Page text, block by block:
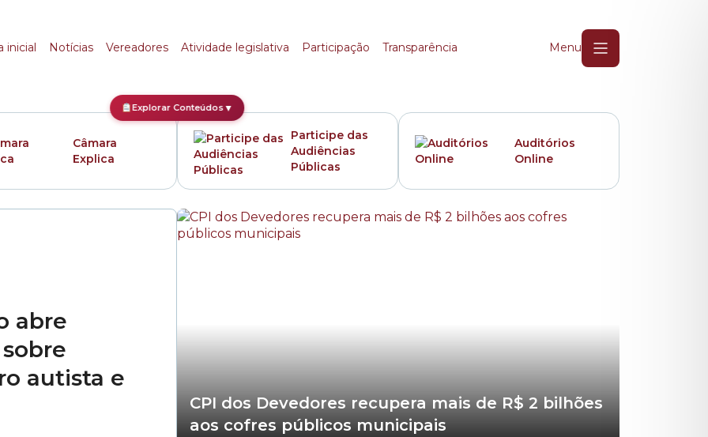
Explorar Conteúdos▼
inicial Notícias Vereadores Atividade legislativa Participação Transparência Menu
Câmara
Explica
Participe das
Audiências
Públicas
Auditórios
Online
abre
autista e
CPI dos Devedores recupera mais de R$ 2 bilhões
aos cofres públicos municipais